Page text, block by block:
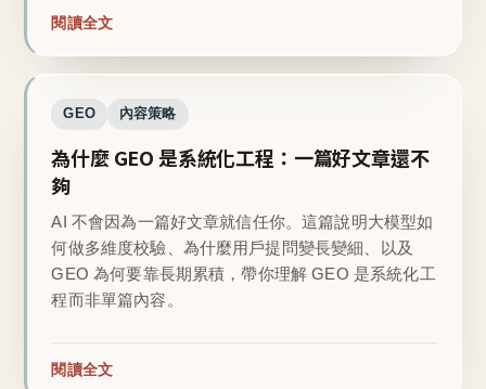
閱讀全文
GEO 內容策略
為什麼 GEO 是系統化工程：一篇好文章還不
夠
AI 不會因為一篇好文章就信任你。這篇說明大模型如
何做多維度校驗、為什麼用戶提問變長變細、以及
GEO 為何要靠長期累積，帶你理解 GEO 是系統化工
程而非單篇內容。
閱讀全文